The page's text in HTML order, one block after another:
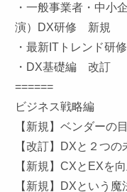
・一般事業者・中小
演）DX研修 新規
・最新ITトレンド研
・DX基礎編 改訂
======
ビジネス戦略編
【新規】ベンダー
【改訂】DXと２つ
【新規】CXとEXを
【新規】DXという